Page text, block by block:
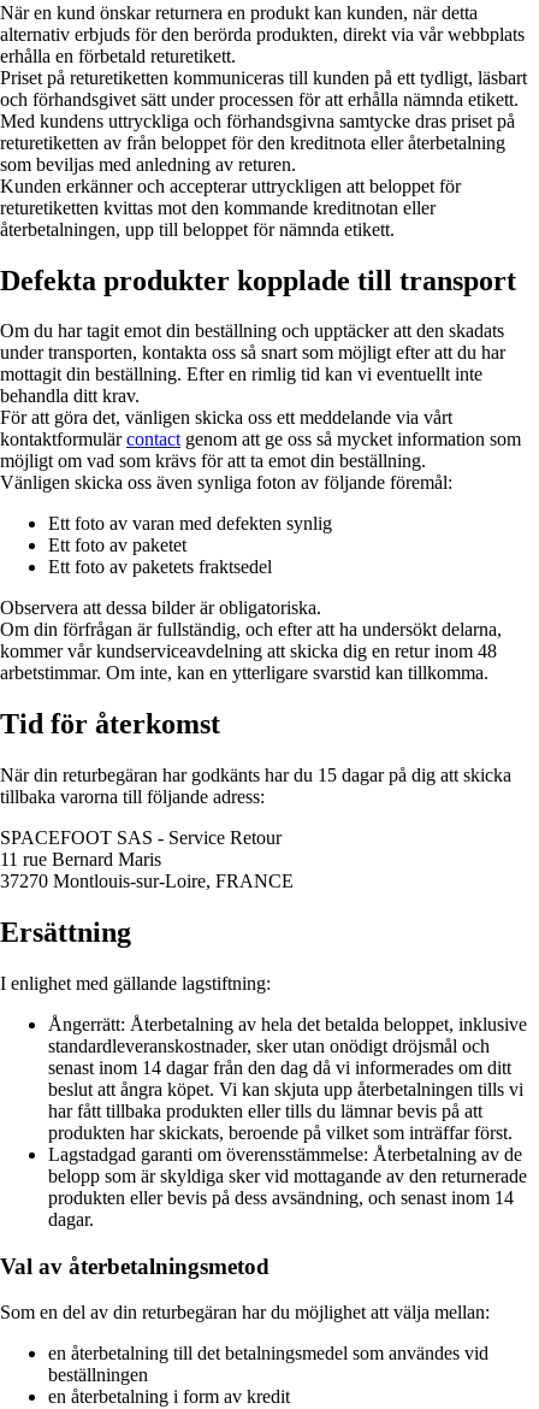
När en kund önskar returnera en produkt kan kunden, när detta
alternativ erbjuds för den berörda produkten, direkt via vår webbplats
erhålla en förbetald returetikett.
Priset på returetiketten kommuniceras till kunden på ett tydligt, läsbart
och förhandsgivet sätt under processen för att erhålla nämnda etikett.
Med kundens uttryckliga och förhandsgivna samtycke dras priset på
returetiketten av från beloppet för den kreditnota eller återbetalning
som beviljas med anledning av returen.
Kunden erkänner och accepterar uttryckligen att beloppet för
returetiketten kvittas mot den kommande kreditnotan eller
återbetalningen, upp till beloppet för nämnda etikett.
Defekta produkter kopplade till transport
Om du har tagit emot din beställning och upptäcker att den skadats
under transporten, kontakta oss så snart som möjligt efter att du har
mottagit din beställning. Efter en rimlig tid kan vi eventuellt inte
behandla ditt krav.
För att göra det, vänligen skicka oss ett meddelande via vårt
kontaktformulärcontactgenom att ge oss så mycket information som
möjligt om vad som krävs för att ta emot din beställning.
Vänligen skicka oss även synliga foton av följande föremål:
Ett foto av varan med defekten synlig
Ett foto av paketet
Ett foto av paketets fraktsedel
Observera att dessa bilder är obligatoriska.
Om din förfrågan är fullständig, och efter att ha undersökt delarna,
kommer vår kundserviceavdelning att skicka dig en retur inom 48
arbetstimmar. Om inte, kan en ytterligare svarstid kan tillkomma.
Tid för återkomst
När din returbegäran har godkänts har du 15 dagar på dig att skicka
tillbaka varorna till följande adress:
SPACEFOOT SAS - Service Retour
11 rue Bernard Maris
37270 Montlouis-sur-Loire, FRANCE
Ersättning
I enlighet med gällande lagstiftning:
Ångerrätt: Återbetalning av hela det betalda beloppet, inklusive
standardleveranskostnader, sker utan onödigt dröjsmål och
senast inom 14 dagar från den dag då vi informerades om ditt
beslut att ångra köpet. Vi kan skjuta upp återbetalningen tills vi
har fått tillbaka produkten eller tills du lämnar bevis på att
produkten har skickats, beroende på vilket som inträffar först.
Lagstadgad garanti om överensstämmelse: Återbetalning av de
belopp som är skyldiga sker vid mottagande av den returnerade
produkten eller bevis på dess avsändning, och senast inom 14
dagar.
Val av återbetalningsmetod
Som en del av din returbegäran har du möjlighet att välja mellan:
en återbetalning till det betalningsmedel som användes vid
beställningen
en återbetalning i form av kredit